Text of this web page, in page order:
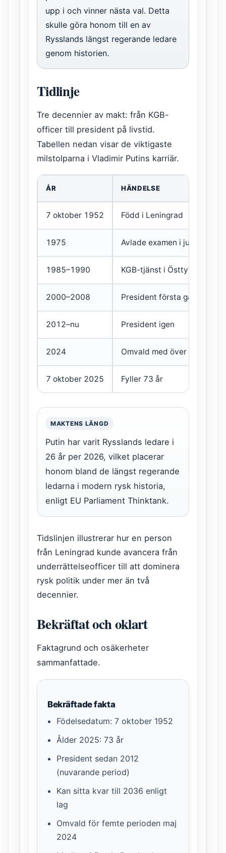
upp i och vinner nästa val. Detta
skulle göra honom till en av
Rysslands längst regerande ledare
genom historien.
Tidlinje
Tre decennier av makt: från KGB-
officer till president på livstid.
Tabellen nedan visar de viktigaste
milstolparna i Vladimir Putins karriär.
ÅR HÄNDELSE
7 oktober 1952 Född i Leningrad
1975 Avlade examen i juridik
1985–1990 KGB-tjänst i Östtyskland
2000–2008 President första gången
2012–nu President igen
2024 Omvald med över 88%
7 oktober 2025 Fyller 73 år
MAKTENS LÄNGD
Putin har varit Rysslands ledare i
26 år per 2026, vilket placerar
honom bland de längst regerande
ledarna i modern rysk historia,
enligt EU Parliament Thinktank.
Tidslinjen illustrerar hur en person
från Leningrad kunde avancera från
underrättelseofficer till att dominera
rysk politik under mer än två
decennier.
Bekräftat och oklart
Faktagrund och osäkerheter
sammanfattade.
Bekräftade fakta
Födelsedatum: 7 oktober 1952
Ålder 2025: 73 år
President sedan 2012
(nuvarande period)
Kan sitta kvar till 2036 enligt
lag
Omvald för femte perioden maj
2024